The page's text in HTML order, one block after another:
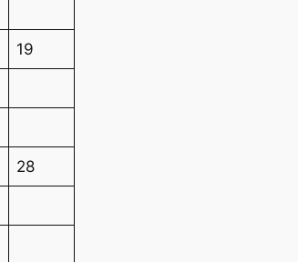
19
28